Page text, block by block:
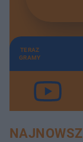
TERAZ
GRAMY